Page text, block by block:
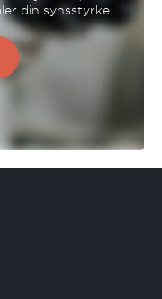
din synsstyrke.